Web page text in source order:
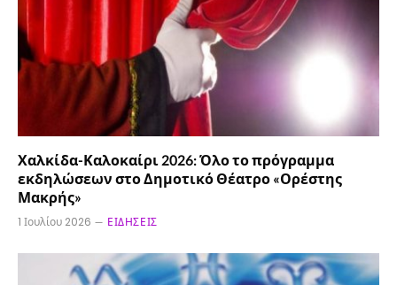
Χαλκίδα-Καλοκαίρι 2026: Όλο το πρόγραμμα
εκδηλώσεων στο Δημοτικό Θέατρο «Ορέστης
Μακρής»
1 Ιουλίου 2026 ΕΙΔΉΣΕΙΣ